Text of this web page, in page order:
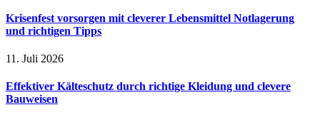
Krisenfest vorsorgen mit cleverer Lebensmittel Notlagerung
und richtigen Tipps
11. Juli 2026
Effektiver Kälteschutz durch richtige Kleidung und clevere
Bauweisen